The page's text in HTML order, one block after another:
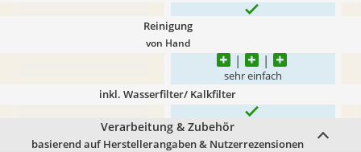
Reinigung
von Hand
sehr einfach
inkl. Wasserfilter/ Kalkfilter
Verarbeitung & Zubehör
basierend auf Herstellerangaben & Nutzerrezensionen